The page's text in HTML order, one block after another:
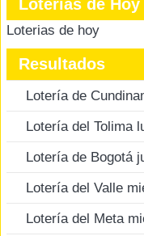
Loterias de Hoy
Loterias de hoy
Resultados
Lotería de
Lotería del Tolima
Lotería de Bogotá
Lotería del Valle
Lotería del Meta